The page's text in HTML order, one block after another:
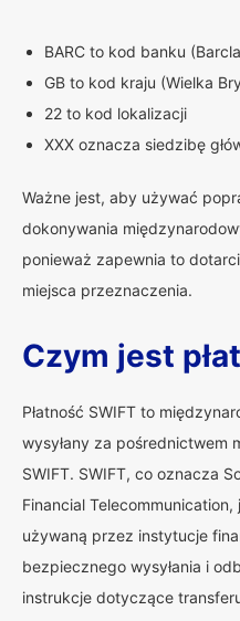
BARC to kod banku
GB to kod kraju (Wielka
22 to kod lokalizacji
XXX oznacza siedzibę
Ważne jest, aby używać
dokonywania
ponieważ zapewnia to
miejsca przeznaczenia.
Czym jest
Płatność SWIFT to
wysyłany za pośrednictwem
SWIFT. SWIFT, co oznacza
Financial
używaną przez instytucje
bezpiecznego wysyłania i
instrukcje dotyczące